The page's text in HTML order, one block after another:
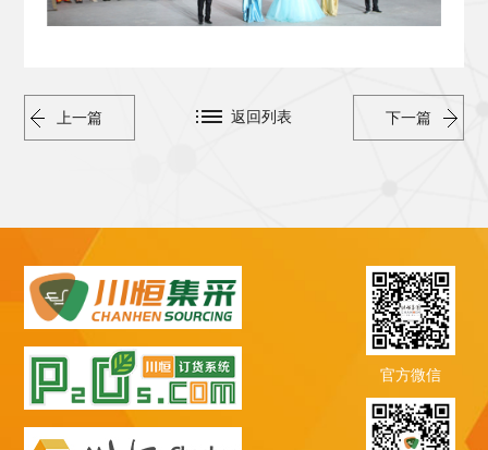
上一篇 下一篇
返回列表
官方微信